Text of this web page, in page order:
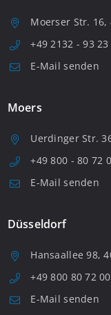
Moerser Str. 16,
+49 2132 - 93 23
E-Mail senden
Moers
Uerdinger Str.
+49 800 - 80 72
E-Mail senden
Düsseldorf
Hansaallee 98,
+49 800 80 72
E-Mail senden